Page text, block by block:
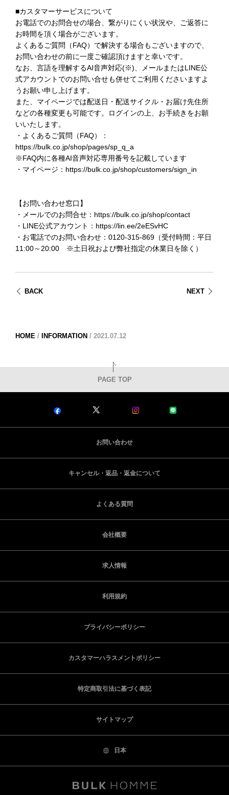
■カスタマーサービスについて
お電話でのお問合せの場合、繋がりにくい状況や、ご返答に
お時間を頂く場合がございます。
よくあるご質問（FAQ）で解決する場合もございますので、
お問い合わせの前に一度ご確認頂けますと幸いです。
なお、言語を理解するAI音声対応(※)、メールまたはLINE公
式アカウントでのお問い合せも併せてご利用くださいますよ
うお願い申し上げます。
また、マイページでは配送日・配送サイクル・お届け先住所
などの各種変更も可能です。ログインの上、お手続きをお願
いいたします。
・よくあるご質問（FAQ）：
https://bulk.co.jp/shop/pages/sp_q_a
※FAQ内に各種AI音声対応専用番号を記載しています
・マイページ： https://bulk.co.jp/shop/customers/sign_in
【お問い合わせ窓口】
・メールでのお問合せ： https://bulk.co.jp/shop/contact
・LINE公式アカウント： https://lin.ee/2eESvHC
・お電話でのお問い合わせ：0120-315-869（受付時間：平日
11:00～20:00 ※土日祝および弊社指定の休業日を除く）
BACK NEXT
HOME / INFORMATION / 2021.07.12
PAGE TOP
お問い合わせ
キャンセル・返品・返金について
よくある質問
会社概要
求人情報
利用規約
プライバシーポリシー
カスタマーハラスメントポリシー
特定商取引法に基づく表記
サイトマップ
日本